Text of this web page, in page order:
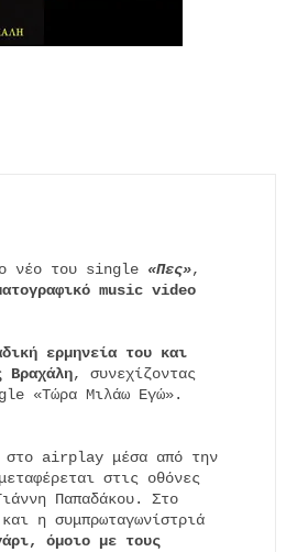
νέο του single «Πες»,
music video
ερμηνεία του και
Βραχάλη, συνεχίζοντας
«Τώρα Μιλάω Εγώ».
στο airplay μέσα από την
στις οθόνες
Παπαδάκου. Στο
η συμπρωταγωνίστριά
όμοιο με τους